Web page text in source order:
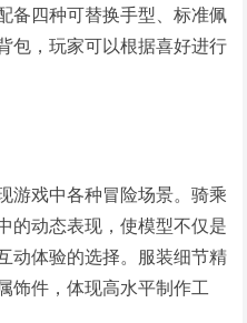
备四种可替换手型、标准佩
包，玩家可以根据喜好进行
游戏中各种冒险场景。骑乘
的动态表现，使模型不仅是
动体验的选择。服装细节精
饰件，体现高水平制作工